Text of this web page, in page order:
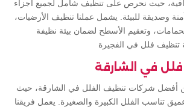
حيث نحرص على تنظيف شامل لجميع أجزاء
آمنة وصديقة للبيئة. يشمل عملنا تنظيف الأرضيات،
وتعقيم الأسطح لضمان بيئة نظيفة
تنظيف فلل في الفجيرة
في الشارقة
أفضل شركات تنظيف الفلل في الشارقة، حيث
تناسب الفلل الكبيرة والصغيرة. يعمل فريقنا